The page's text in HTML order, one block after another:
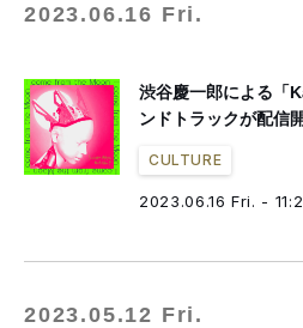
2023.06.16 Fri.
渋谷慶一郎による「
ンドトラックが配信
CULTURE
2023.06.16 Fri. -
2023.05.12 Fri.